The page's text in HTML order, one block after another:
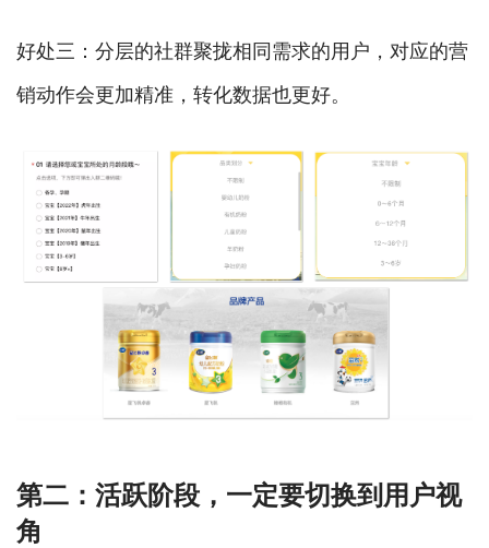
好处三：分层的社群聚拢相同需求的用户，对应的营
销动作会更加精准，转化数据也更好。
第二：活跃阶段，一定要切换到用户视
角